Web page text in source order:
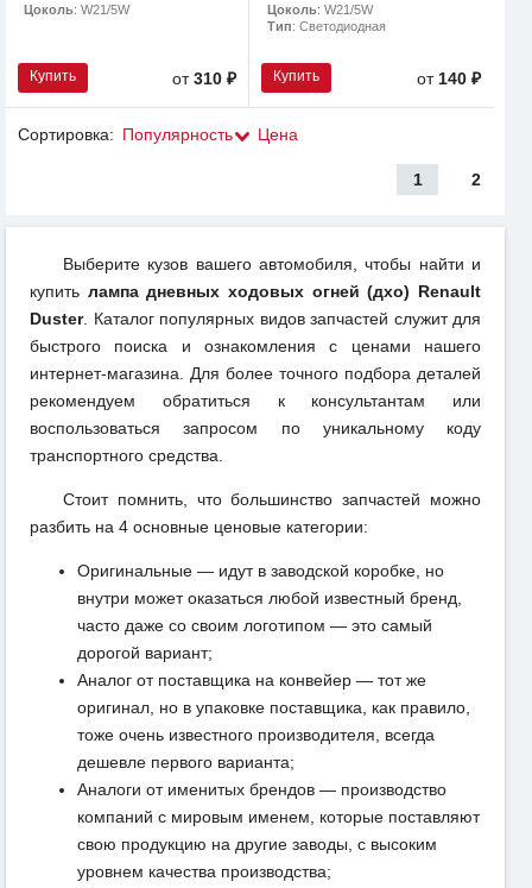
Цоколь: W21/5W
Купить от310 ₽
Цоколь: W21/5W
Тип: Светодиодная
Купить от140 ₽
Сортировка: Популярность Цена
1 2
Выберите кузов вашего автомобиля, чтобы найти и
купить лампа дневных ходовых огней (дхо) Renault
Duster. Каталог популярных видов запчастей служит для
быстрого поиска и ознакомления с ценами нашего
интернет-магазина. Для более точного подбора деталей
рекомендуем обратиться к консультантам или
воспользоваться запросом по уникальному коду
транспортного средства.
Стоит помнить, что большинство запчастей можно
разбить на 4 основные ценовые категории:
Оригинальные — идут в заводской коробке, но
внутри может оказаться любой известный бренд,
часто даже со своим логотипом — это самый
дорогой вариант;
Аналог от поставщика на конвейер — тот же
оригинал, но в упаковке поставщика, как правило,
тоже очень известного производителя, всегда
дешевле первого варианта;
Аналоги от именитых брендов — производство
компаний с мировым именем, которые поставляют
свою продукцию на другие заводы, с высоким
уровнем качества производства;